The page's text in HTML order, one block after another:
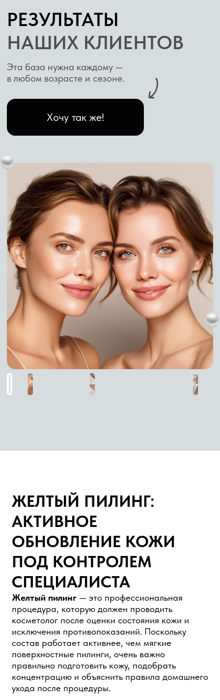
ПОД КОНТРОЛЕМ
СПЕЦИАЛИСТА
Желтый пилинг — это профессиональная
процедура, которую должен проводить
исключения противопоказаний. Поскольку
состав работает активнее, чем мягкие
поверхностные пилинги, очень важно
концентрацию и объяснить правила домашнего
ухода после процедуры.
работа с пигментацией;
улучшение плотности и эластичности
кожи;
уменьшение следов постакне;
выравнивание тона и рельефа;
заметное улучшение внешнего вида кожи
после курса.
Хочу узнать свой план
омоложения
КАК ПРОХОДИТ
ПРОЦЕДУРА?